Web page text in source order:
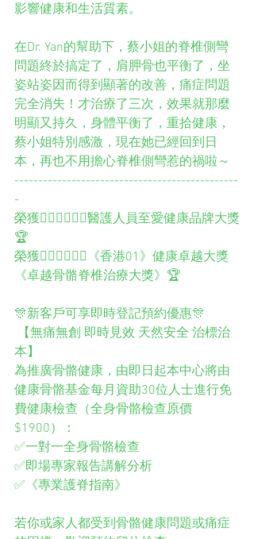
影響健康和生活質素。
在Dr. Yan的幫助下，蔡小姐的脊椎側彎
問題終於搞定了，肩胛骨也平衡了，坐
姿站姿因而得到顯著的改善，痛症問題
完全消失！才治療了三次，效果就那麼
明顯又持久，身體平衡了，重拾健康，
蔡小姐特別感激，現在她已經回到日
本，再也不用擔心脊椎側彎惹的禍啦～
-----------------------------------------------
-
榮獲👨🏻‍⚕️👩🏻‍⚕️醫護人員至愛健康品牌大獎
🏆
榮獲👨🏻‍⚕️👩🏻‍⚕️《香港01》健康卓越大獎
《卓越骨骼脊椎治療大獎》🏆
🎊新客戶可享即時登記預約優惠🎊
本】
為推廣骨骼健康，由即日起本中心將由
健康骨骼基金每月資助30位人士進行免
費健康檢查（全身骨骼檢查原價
$1900）：
✅一對一全身骨骼檢查
✅即場專家報告講解分析
✅《專業護脊指南》
若你或家人都受到骨骼健康問題或痛症